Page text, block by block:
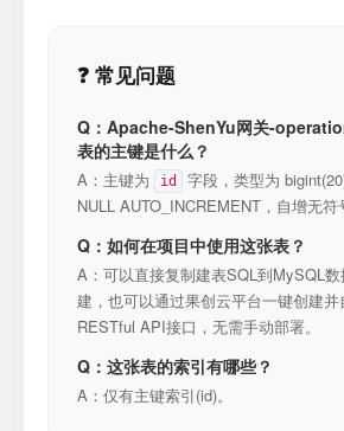
❓ 常见问题
Q：Apache-ShenYu网关-
表的主键是什么？
A：主键为 id
字段，类型为
NULL AUTO_INCREMENT，自增无符
Q：如何在项目中使用这张表？
A：可以直接复制建表SQL到MySQL
建，也可以通过果创云平台一键创建
RESTful API接口，无需手动部署。
Q：这张表的索引有哪些？
A：仅有主键索引(id)。